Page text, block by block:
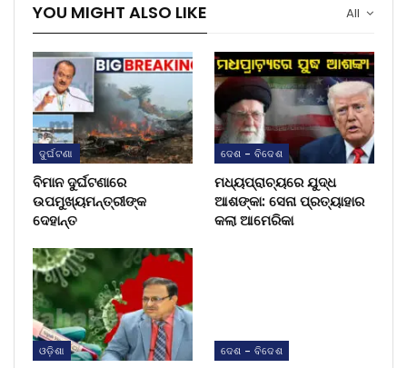
All
YOU MIGHT ALSO LIKE
ଦୁର୍ଘଟଣା
ବିମାନ ଦୁର୍ଘଟଣାରେ
ଉପମୁଖ୍ୟମନ୍ତ୍ରୀଙ୍କ
ଦେହାନ୍ତ
ଦେଶ - ବିଦେଶ
ମଧ୍ୟପ୍ରାଚ୍ୟରେ ଯୁଦ୍ଧ
ଆଶଙ୍କା: ସେନା ପ୍ରତ୍ୟାହାର
କଲା ଆମେରିକା
ଓଡ଼ିଶା ଦେଶ - ବିଦେଶ